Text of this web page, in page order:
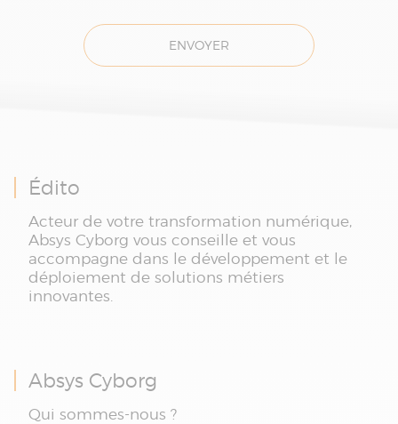
ENVOYER
Édito
Acteur de votre transformation numérique,
Absys Cyborg vous conseille et vous
accompagne dans le développement et le
déploiement de solutions métiers
innovantes.
Absys Cyborg
Qui sommes-nous ?